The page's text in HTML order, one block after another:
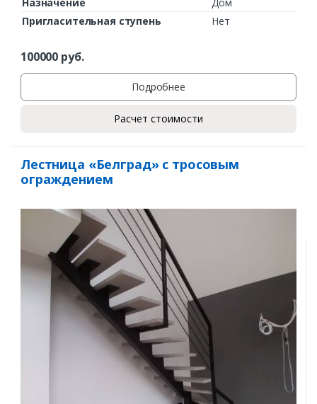
Пригласительная ступень
Нет
100000 руб.
Подробнее
Расчет стоимости
Лестница «Белград» с тросовым
ограждением